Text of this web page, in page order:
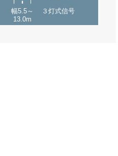
幅5.5～
13.0m
３灯式信号